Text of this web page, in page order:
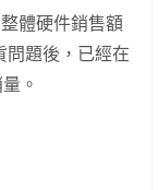
體硬件銷售額
問題後，已經在
。